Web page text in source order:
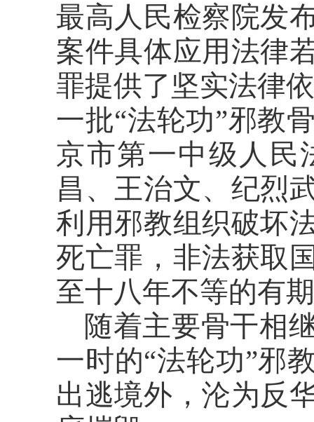
最高人民检察院发
案件具体应用法律
罪提供了坚实法律
一批“法轮功”邪教
京市第一中级人民
昌、王治文、纪烈
利用邪教组织破坏
死亡罪，非法获取
至十八年不等的有
随着主要骨干相
一时的“法轮功”邪
出逃境外，沦为反